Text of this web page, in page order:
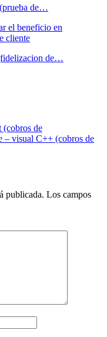
de…
de…
(cobros de
– visual C++ (cobros de
publicada. Los campos